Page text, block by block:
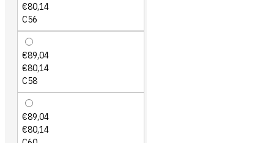
€80,14
C56
€89,04
€80,14
C58
€89,04
€80,14